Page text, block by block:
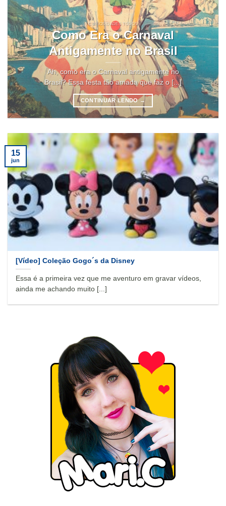
CURIOSIDADES TODOS
Como Era o Carnaval
Antigamente no Brasil
Ah, como era o Carnaval antigamente no
Brasil? Essa festa tão amada que faz o [...]
CONTINUAR LENDO→
[Vídeo] Coleção Gogo´s da Disney
Essa é a primeira vez que me aventuro em gravar vídeos,
ainda me achando muito [...]
15
jun